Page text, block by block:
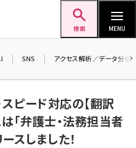
検索 MENU
SNS アクセス解析／データ分析
ピード対応の【翻訳
「弁護士・法務担当者
スしました！
差し
▼ア